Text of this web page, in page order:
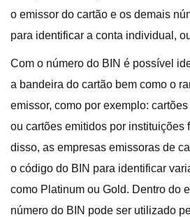
o emissor do cartão e os demais
para identificar a conta individual,
Com o número do BIN é possível
a bandeira do cartão bem como o
emissor, como por exemplo:
ou cartões emitidos por instituições
disso, as empresas emissoras de
o código do BIN para identificar
como Platinum ou Gold. Dentro do
número do BIN pode ser utilizado